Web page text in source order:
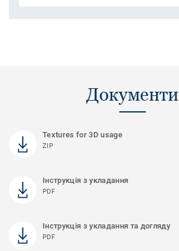
Документи
Textures for 3D usage
ZIP
Інструкція з укладання
PDF
Інструкція з укладання та догляду
PDF